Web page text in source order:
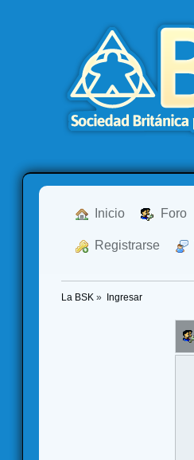
Inicio Foro
Registrarse
La BSK » Ingresar